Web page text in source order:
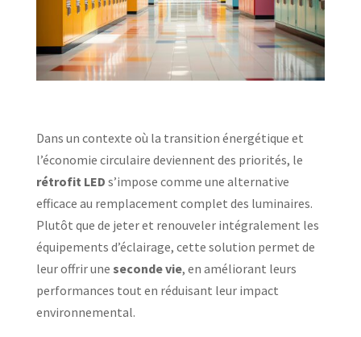
Dans un contexte où la transition énergétique et
l’économie circulaire deviennent des priorités, le
rétrofit LED s’impose comme une alternative
efficace au remplacement complet des luminaires.
Plutôt que de jeter et renouveler intégralement les
équipements d’éclairage, cette solution permet de
leur offrir une seconde vie, en améliorant leurs
performances tout en réduisant leur impact
environnemental.